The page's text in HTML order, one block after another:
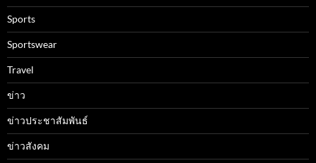
Sports
Sportswear
Travel
ข่าว
ข่าวประชาสัมพันธ์
ข่าวสังคม